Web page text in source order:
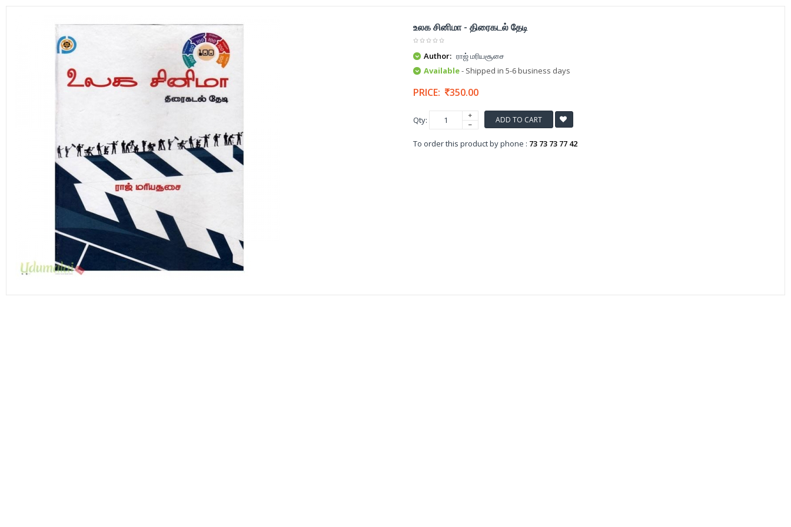
உலக சினிமா - திரைகடல் தேடி
Author: ராஜ் மரியசூசை
Available- Shipped in 5-6 business days
PRICE: 350.00
Qty: ADD TO CART
To order this product by phone : 73 73 73 77 42